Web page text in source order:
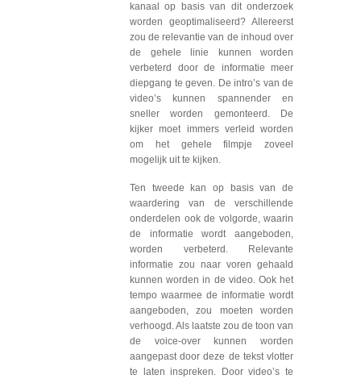
kanaal op basis van dit onderzoek
worden geoptimaliseerd? Allereerst
zou de relevantie van de inhoud over
de gehele linie kunnen worden
verbeterd door de informatie meer
diepgang te geven. De intro’s van de
video’s kunnen spannender en
sneller worden gemonteerd. De
kijker moet immers verleid worden
om het gehele filmpje zoveel
mogelijk uit te kijken.
Ten tweede kan op basis van de
waardering van de verschillende
onderdelen ook de volgorde, waarin
de informatie wordt aangeboden,
worden verbeterd. Relevante
informatie zou naar voren gehaald
kunnen worden in de video. Ook het
tempo waarmee de informatie wordt
aangeboden, zou moeten worden
verhoogd. Als laatste zou de toon van
de voice-over kunnen worden
aangepast door deze de tekst vlotter
te laten inspreken. Door video’s te